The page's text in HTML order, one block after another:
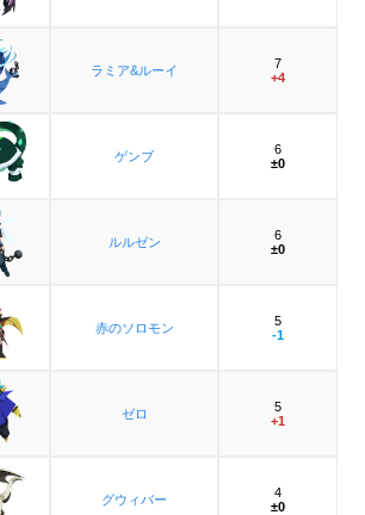
ラミア&ルーイ
7
+4
ゲンブ
6
±0
ルルゼン
6
±0
赤のソロモン
5
-1
ゼロ
5
+1
グウィバー
4
±0